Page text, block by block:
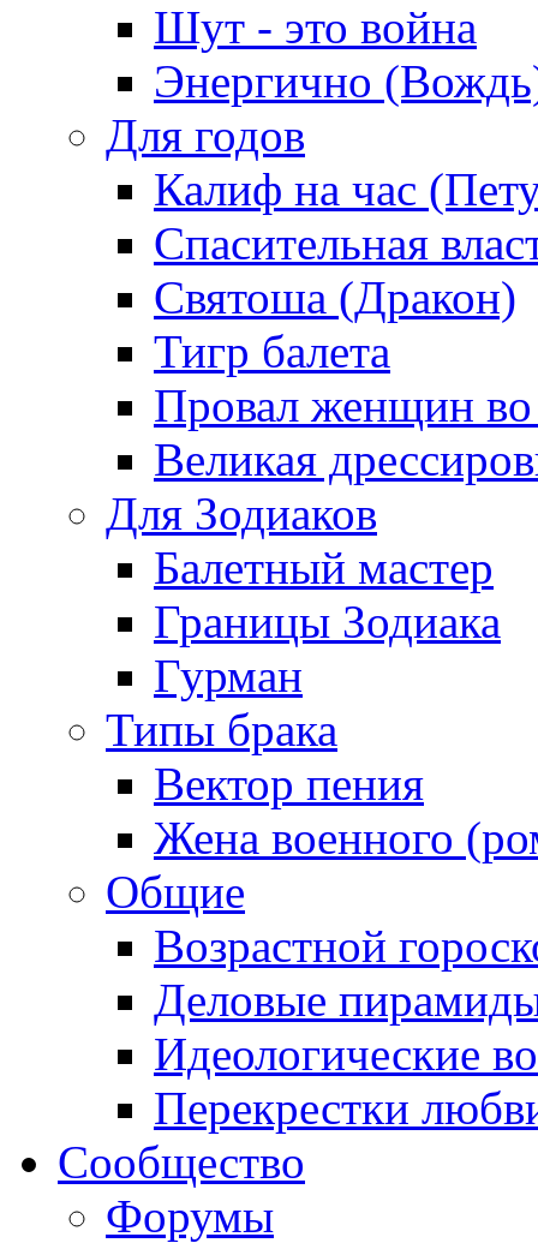
Шут - это война
Энергично
Для годов
Калиф на час
Спасительная
Святоша (Дракон)
Тигр балета
Провал женщин во
Великая
Для Зодиаков
Балетный мастер
Границы Зодиака
Гурман
Типы брака
Вектор пения
Жена военного
Общие
Возрастной
Деловые
Идеологические
Перекрестки
Сообщество
Форумы